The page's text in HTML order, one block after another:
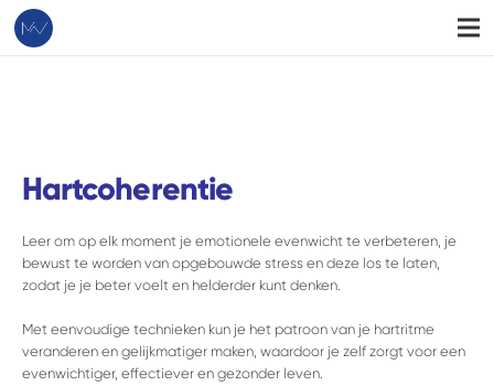
Hartcoherentie
Leer om op elk moment je emotionele evenwicht te verbeteren, je
bewust te worden van opgebouwde stress en deze los te laten,
zodat je je beter voelt en helderder kunt denken.
Met eenvoudige technieken kun je het patroon van je hartritme
veranderen en gelijkmatiger maken, waardoor je zelf zorgt voor een
evenwichtiger, effectiever en gezonder leven.